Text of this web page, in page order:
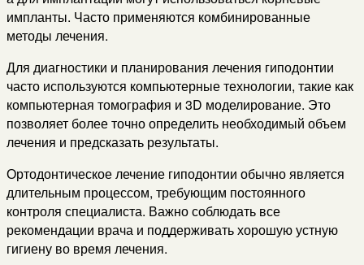
импланты. Часто применяются комбинированные
методы лечения.
Для диагностики и планирования лечения гиподонтии
часто используются компьютерные технологии, такие как
компьютерная томография и 3D моделирование. Это
позволяет более точно определить необходимый объем
лечения и предсказать результаты.
Ортодонтическое лечение гиподонтии обычно является
длительным процессом, требующим постоянного
контроля специалиста. Важно соблюдать все
рекомендации врача и поддерживать хорошую устную
гигиену во время лечения.